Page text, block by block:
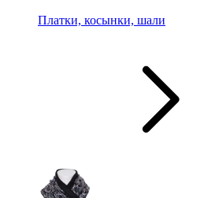
Платки, косынки, шали